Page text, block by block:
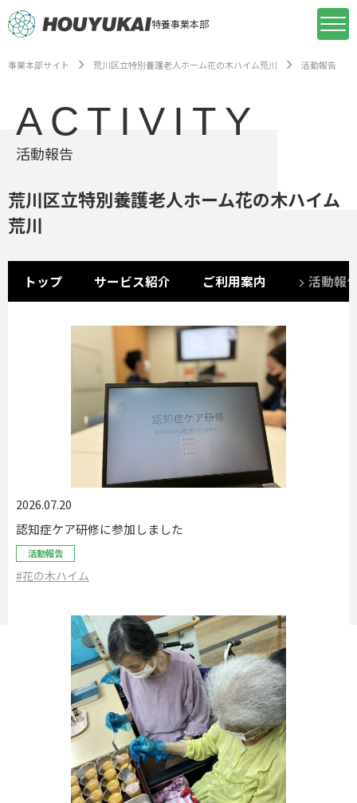
特養事業本部
事業本部サイト 荒川区立特別養護老人ホーム花の木ハイム荒川 活動報告
ACTIVITY
活動報告
荒川区立特別養護老人ホーム花の木ハイム
荒川
トップ サービス紹介 ご利用案内 活動報
2026.07.20
認知症ケア研修に参加しました
活動報告
#花の木ハイム